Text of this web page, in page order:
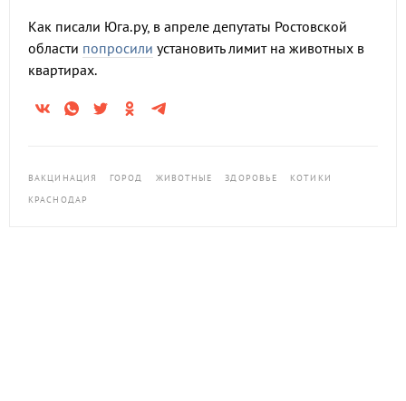
Как писали Юга.ру, в апреле депутаты Ростовской
области попросили установить лимит на животных в
квартирах.
ВАКЦИНАЦИЯ ГОРОД ЖИВОТНЫЕ ЗДОРОВЬЕ
КОТИКИ
КРАСНОДАР